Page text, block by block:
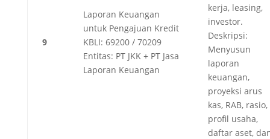
9
Laporan Keuangan
untuk Pengajuan Kredit
KBLI: 69200 / 70209
Entitas: PT JKK + PT Jasa
Laporan Keuangan
kerja, leasing,
investor.
Deskripsi:
Menyusun
laporan
keuangan,
proyeksi arus
kas, RAB, rasio,
profil usaha,
daftar aset,